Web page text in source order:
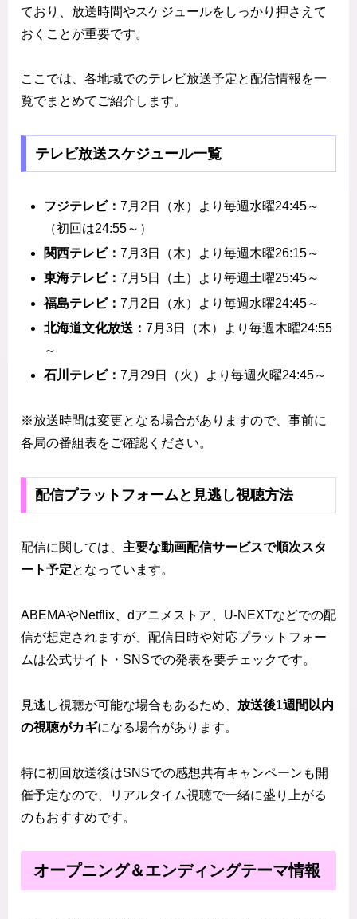
ており、放送時間やスケジュールをしっかり押さえて
おくことが重要です。
ここでは、各地域でのテレビ放送予定と配信情報を一
覧でまとめてご紹介します。
テレビ放送スケジュール一覧
フジテレビ：7月2日（水）より毎週水曜24:45～
（初回は24:55～）
関西テレビ：7月3日（木）より毎週木曜26:15～
東海テレビ：7月5日（土）より毎週土曜25:45～
福島テレビ：7月2日（水）より毎週水曜24:45～
北海道文化放送：7月3日（木）より毎週木曜24:55
～
石川テレビ：7月29日（火）より毎週火曜24:45～
※放送時間は変更となる場合がありますので、事前に
各局の番組表をご確認ください。
配信プラットフォームと見逃し視聴方法
配信に関しては、 主要な動画配信サービスで順次スタ
ート予定となっています。
ABEMAやNetflix、dアニメストア、U-NEXTなどでの配
信が想定されますが、配信日時や対応プラットフォー
ムは公式サイト・SNSでの発表を要チェックです。
見逃し視聴が可能な場合もあるため、 放送後1週間以内
の視聴がカギになる場合があります。
特に初回放送後はSNSでの感想共有キャンペーンも開
催予定なので、リアルタイム視聴で一緒に盛り上がる
のもおすすめです。
オープニング＆エンディングテーマ情報